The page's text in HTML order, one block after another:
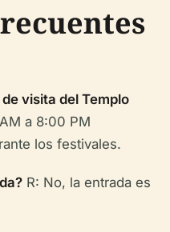
visita del Templo
a 8:00 PM
los festivales.
R: No, la entrada es